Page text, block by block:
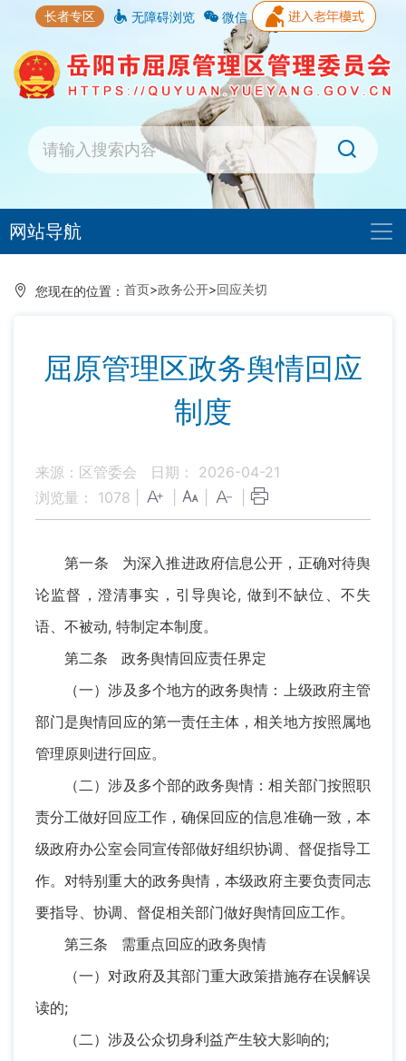
长者专区 无障碍浏览 微信
网站导航
您现在的位置： 首页>政务公开>回应关切
屈原管理区政务舆情回应
制度
来源：区管委会
日期： 2026-04-21
浏览量： 1078
第一条 为深入推进政府信息公开，正确对待舆
论监督，澄清事实，引导舆论, 做到不缺位、不失
语、不被动, 特制定本制度。
第二条 政务舆情回应责任界定
（一）涉及多个地方的政务舆情：上级政府主管
部门是舆情回应的第一责任主体，相关地方按照属地
管理原则进行回应。
（二）涉及多个部的政务舆情：相关部门按照职
责分工做好回应工作，确保回应的信息准确一致，本
级政府办公室会同宣传部做好组织协调、督促指导工
作。对特别重大的政务舆情，本级政府主要负责同志
要指导、协调、督促相关部门做好舆情回应工作。
第三条 需重点回应的政务舆情
（一）对政府及其部门重大政策措施存在误解误
读的;
（二）涉及公众切身利益产生较大影响的;